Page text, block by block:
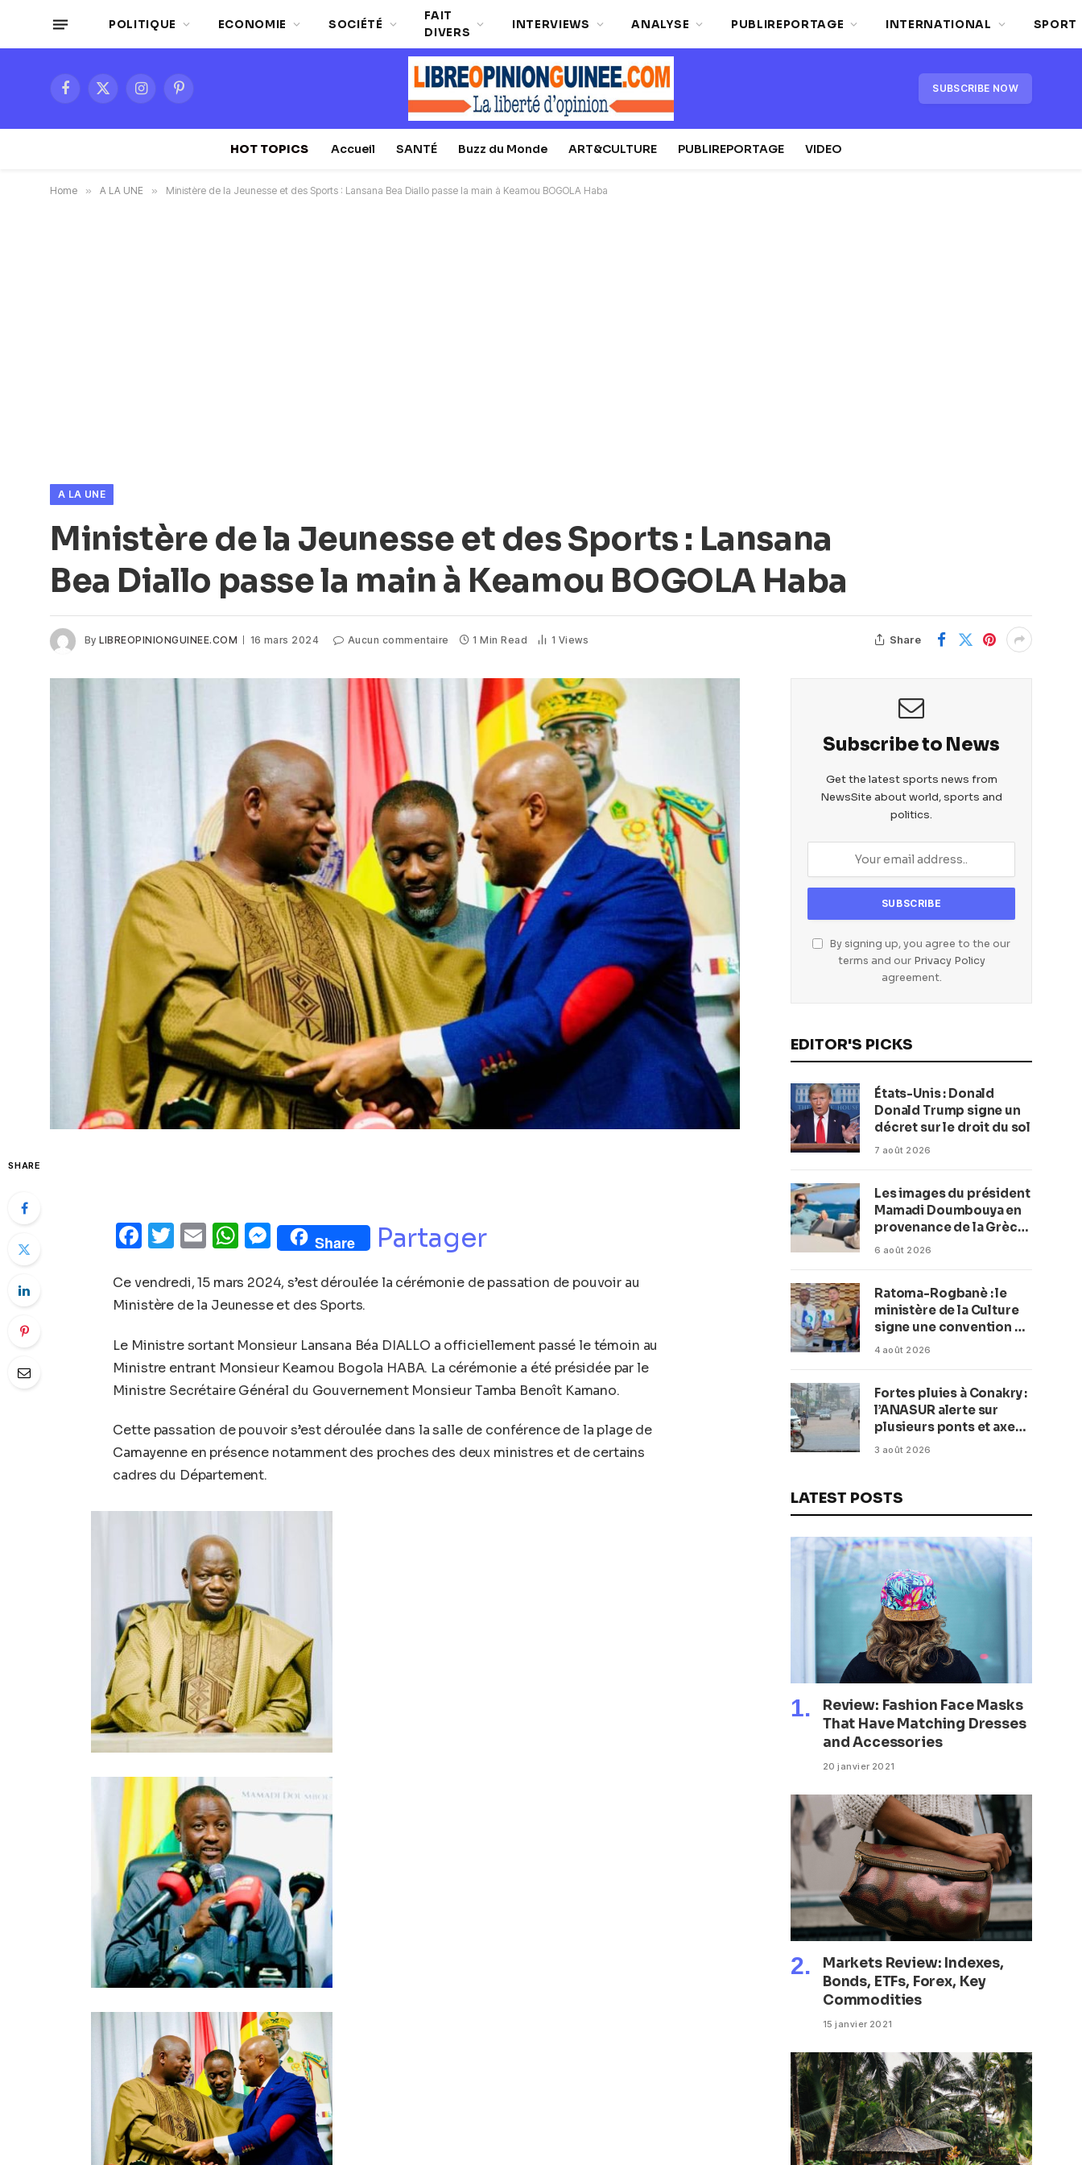
POLITIQUE ECONOMIE SOCIÉTÉ
FAIT
DIVERS
INTERVIEWS ANALYSE PUBLIREPORTAGE INTERNATIONAL SPORT
Facebook
X
InstagramPinterest SUBSCRIBE NOW
HOT TOPICS Accueil SANTÉ Buzz du Monde ART&CULTURE PUBLIREPORTAGE VIDEO
Home » A LA UNE » Ministère de la Jeunesse et des Sports : Lansana Bea Diallo passe la main à Keamou BOGOLA Haba
A LA UNE
Ministère de la Jeunesse et des Sports : Lansana
Bea Diallo passe la main à Keamou BOGOLA Haba
By LIBREOPINIONGUINEE.COM 16 mars 2024 Aucun commentaire 1 Min Read 1 Views Share
SHARE
Facebook
Twitter
EmailWhatsApp
Messenger
Share Partager
Ce vendredi, 15 mars 2024, s’est déroulée la cérémonie de passation de pouvoir au
Ministère de la Jeunesse et des Sports.
Le Ministre sortant Monsieur Lansana Béa DIALLO a officiellement passé le témoin au
Ministre entrant Monsieur Keamou Bogola HABA. La cérémonie a été présidée par le
Ministre Secrétaire Général du Gouvernement Monsieur Tamba Benoît Kamano.
Cette passation de pouvoir s’est déroulée dans la salle de conférence de la plage de
Camayenne en présence notamment des proches des deux ministres et de certains
cadres du Département.
Subscribe to News
Get the latest sports news from
NewsSite about world, sports and
politics.
By signing up, you agree to the our
terms and our Privacy Policy
agreement.
EDITOR'S PICKS
États-Unis : Donald
Donald Trump signe un
décret sur le droit du sol
7 août 2026
Les images du président
Mamadi Doumbouya en
provenance de la Grèce
rassurent les Guinéens
6 août 2026
Ratoma-Rogbanè : le
ministère de la Culture
signe une convention de
42 millions de dollars
balnéaire
4 août 2026
Fortes pluies à Conakry :
l’ANASUR alerte sur
plusieurs ponts et axes
routiers
3 août 2026
LATEST POSTS
Review: Fashion Face Masks
That Have Matching Dresses
and Accessories
20 janvier 2021
Markets Review: Indexes,
Bonds, ETFs, Forex, Key
Commodities
15 janvier 2021